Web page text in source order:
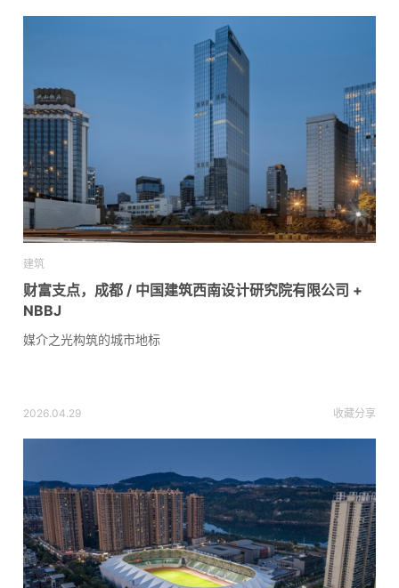
建筑
财富支点，成都 / 中国建筑西南设计研究院有限公司 +
NBBJ
媒介之光构筑的城市地标
2026.04.29 收藏分享